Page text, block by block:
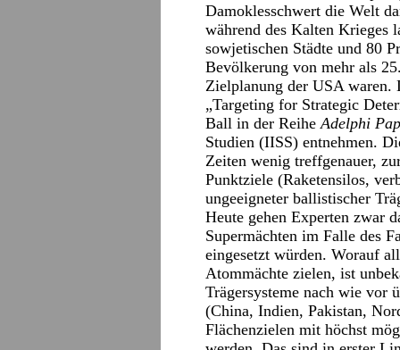
Damoklesschwert die Welt
während des Kalten Krieges
sowjetischen Städte und 80
Bevölkerung von mehr als
Zielplanung der USA waren.
„Targeting for Strategic
Ball in der ReiheAdelphi
Studien (IISS) entnehmen.
Zeiten wenig treffgenauer,
Punktziele (Raketensilos,
ungeeigneter ballistischer
Heute gehen Experten zwar
Supermächten im Falle des
eingesetzt würden. Worauf
Atommächte zielen, ist
Trägersysteme nach wie vor
(China, Indien, Pakistan,
Flächenzielen mit höchst